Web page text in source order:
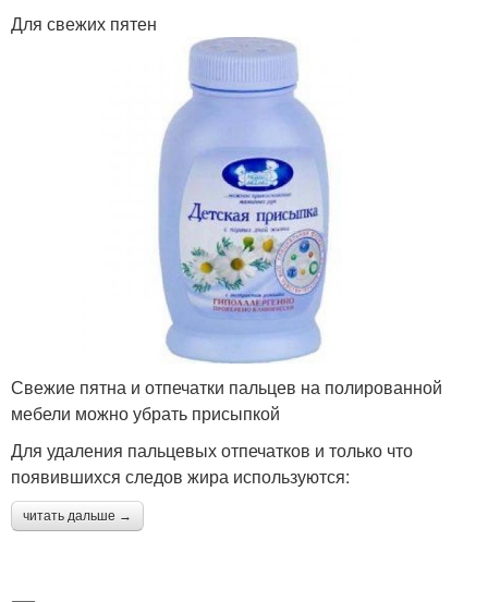
Для свежих пятен
Свежие пятна и отпечатки пальцев на полированной
мебели можно убрать присыпкой
Для удаления пальцевых отпечатков и только что
появившихся следов жира используются:
читать дальше →